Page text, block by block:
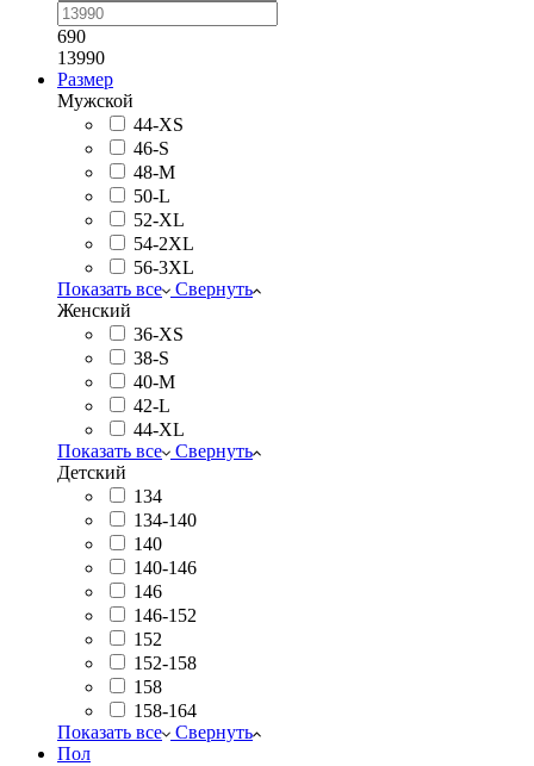
690
13990
Размер
Мужской
44-XS
46-S
48-M
50-L
52-XL
54-2XL
56-3XL
Показать все
Свернуть
Женский
36-XS
38-S
40-M
42-L
44-XL
Показать все
Свернуть
Детский
134
134-140
140
140-146
146
146-152
152
152-158
158
158-164
Показать все
Свернуть
Пол